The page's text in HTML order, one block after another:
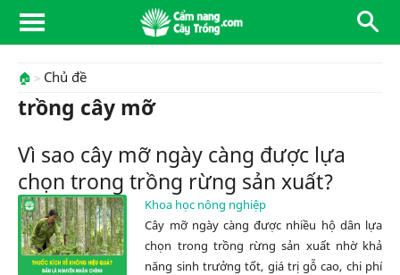
🏠 Chủ đề
trồng cây mỡ
Vì sao cây mỡ ngày càng được lựa
chọn trong trồng rừng sản xuất?
Khoa học nông nghiệp
Cây mỡ ngày càng được nhiều hộ dân lựa
chọn trong trồng rừng sản xuất nhờ khả
năng sinh trưởng tốt, giá trị gỗ cao, chi phí